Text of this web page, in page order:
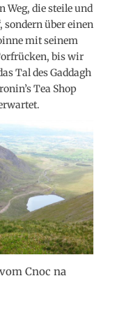
Weg, die steile und
sondern über einen
mit seinem
bis wir
Tal des Gaddagh
Tea Shop
Cnoc na